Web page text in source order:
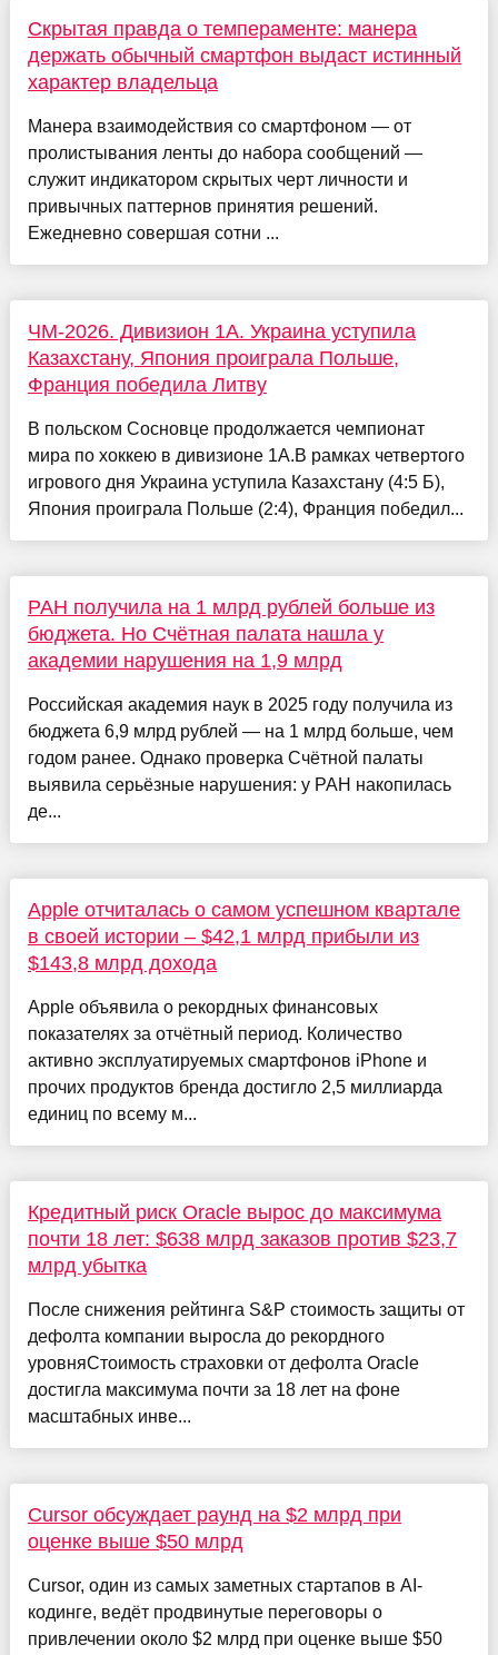
Скрытая правда о темпераменте: манера
держать обычный смартфон выдаст истинный
характер владельца
Манера взаимодействия со смартфоном — от
пролистывания ленты до набора сообщений —
служит индикатором скрытых черт личности и
привычных паттернов принятия решений.
Ежедневно совершая сотни ...
ЧМ-2026. Дивизион 1А. Украина уступила
Казахстану, Япония проиграла Польше,
Франция победила Литву
В польском Сосновце продолжается чемпионат
мира по хоккею в дивизионе 1А.В рамках четвертого
игрового дня Украина уступила Казахстану (4:5 Б),
Япония проиграла Польше (2:4), Франция победил...
РАН получила на 1 млрд рублей больше из
бюджета. Но Счётная палата нашла у
академии нарушения на 1,9 млрд
Российская академия наук в 2025 году получила из
бюджета 6,9 млрд рублей — на 1 млрд больше, чем
годом ранее. Однако проверка Счётной палаты
выявила серьёзные нарушения: у РАН накопилась
де...
Apple отчиталась о самом успешном квартале
в своей истории – $42,1 млрд прибыли из
$143,8 млрд дохода
Apple объявила о рекордных финансовых
показателях за отчётный период. Количество
активно эксплуатируемых смартфонов iPhone и
прочих продуктов бренда достигло 2,5 миллиарда
единиц по всему м...
Кредитный риск Oracle вырос до максимума
почти 18 лет: $638 млрд заказов против $23,7
млрд убытка
После снижения рейтинга S&P стоимость защиты от
дефолта компании выросла до рекордного
уровняСтоимость страховки от дефолта Oracle
достигла максимума почти за 18 лет на фоне
масштабных инве...
Cursor обсуждает раунд на $2 млрд при
оценке выше $50 млрд
Cursor, один из самых заметных стартапов в AI-
кодинге, ведёт продвинутые переговоры о
привлечении около $2 млрд при оценке выше $50